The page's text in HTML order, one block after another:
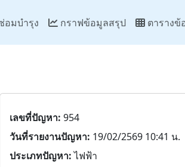
อมบำรุง กราฟข้อมูลสรุป ตารางข้
เลขที่ปัญหา: 954
วันที่รายงานปัญหา: 19/02/2569 10:41 น.
ประเภทปัญหา:ไฟฟ้า